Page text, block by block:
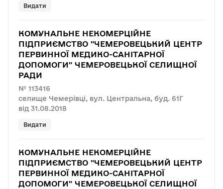
Видати
КОМУНАЛЬНЕ НЕКОМЕРЦІЙНЕ
ПІДПРИЄМСТВО "ЧЕМЕРОВЕЦЬКИЙ ЦЕНТР
ПЕРВИННОЇ МЕДИКО-САНІТАРНОЇ
ДОПОМОГИ" ЧЕМЕРОВЕЦЬКОЇ СЕЛИЩНОЇ
РАДИ
№ 113416
селище Чемерівці, вул. Центральна, буд. 61Г
від 31.08.2018
Видати
КОМУНАЛЬНЕ НЕКОМЕРЦІЙНЕ
ПІДПРИЄМСТВО "ЧЕМЕРОВЕЦЬКИЙ ЦЕНТР
ПЕРВИННОЇ МЕДИКО-САНІТАРНОЇ
ДОПОМОГИ" ЧЕМЕРОВЕЦЬКОЇ СЕЛИЩНОЇ